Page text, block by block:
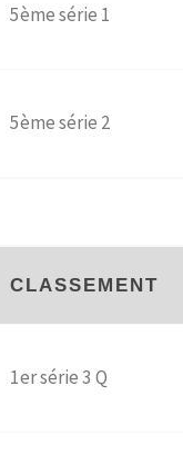
5ème série 1
5ème série 2
CLASSEMENT
1er série 3 Q